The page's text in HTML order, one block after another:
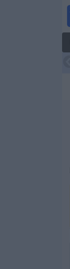
Panamá